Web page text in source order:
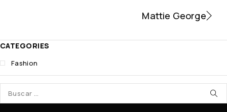
Mattie George
CATEGORIES
Fashion